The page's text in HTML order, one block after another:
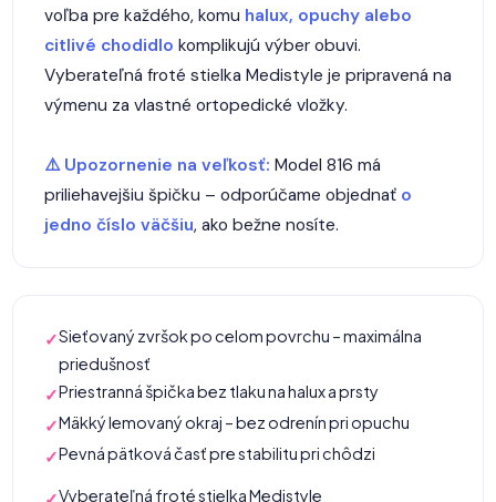
voľba pre každého, komu halux, opuchy alebo
citlivé chodidlo komplikujú výber obuvi.
Vyberateľná froté stielka Medistyle je pripravená na
výmenu za vlastné ortopedické vložky.
⚠️ Upozornenie na veľkosť: Model 816 má
priliehavejšiu špičku – odporúčame objednať o
jedno číslo väčšiu, ako bežne nosíte.
✓Sieťovaný zvršok po celom povrchu – maximálna
priedušnosť
✓Priestranná špička bez tlaku na halux a prsty
✓Mäkký lemovaný okraj – bez odrenín pri opuchu
✓Pevná pätková časť pre stabilitu pri chôdzi
Vyberateľná froté stielka Medistyle